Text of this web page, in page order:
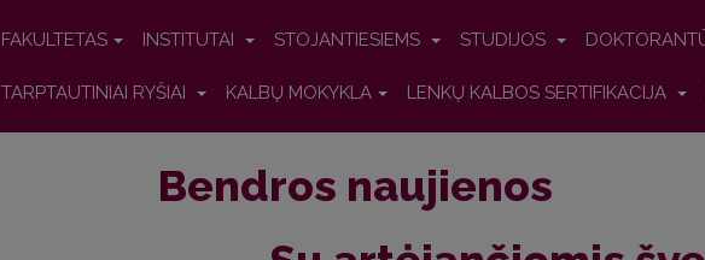
FAKULTETAS INSTITUTAI STOJANTIESIEMS STUDIJOS
TARPTAUTINIAI RYŠIAI KALBŲ MOKYKLA LENKŲ KALBOS SERTIFIKACIJA
Bendros naujienos